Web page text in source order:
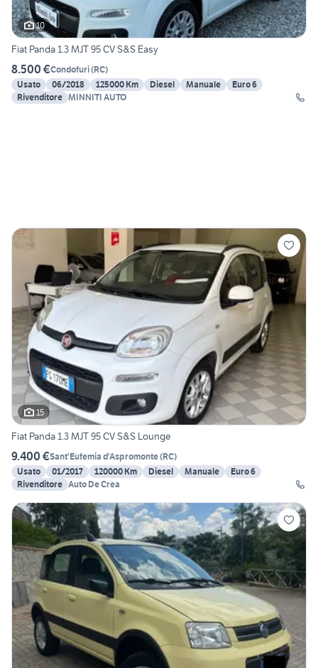
10
Fiat Panda 1.3 MJT 95 CV S&S Easy
8.500 €Condofuri(RC)
Usato
06/2018 125000 Km Diesel Manuale
Euro 6
Rivenditore MINNITI AUTO
15
Fiat Panda 1.3 MJT 95 CV S&S Lounge
9.400 €Sant'Eufemia d'Aspromonte(RC)
Usato
01/2017 120000 Km Diesel Manuale
Euro 6
Rivenditore Auto De Crea